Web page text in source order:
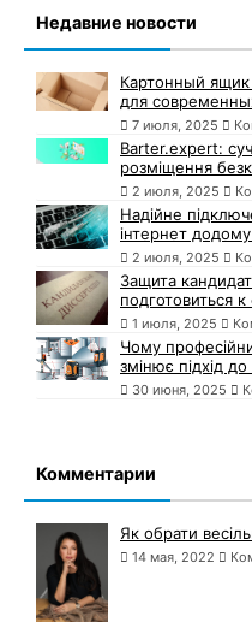
Недавние новости
Картонный
для
7 июля, 2025
Barter.expert:
розміщення
2 июля, 2025
Надійне
інтернет
2 июля, 2025
Защита
подготовиться
1 июля, 2025
Чому
змінює підхід
30 июня, 2025
Комментарии
Як обрати
14 мая, 2022